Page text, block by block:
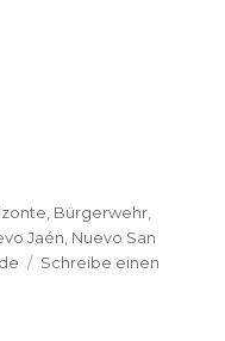
Bürgerwehr
Jaén Nuevo San
Schreibe einen